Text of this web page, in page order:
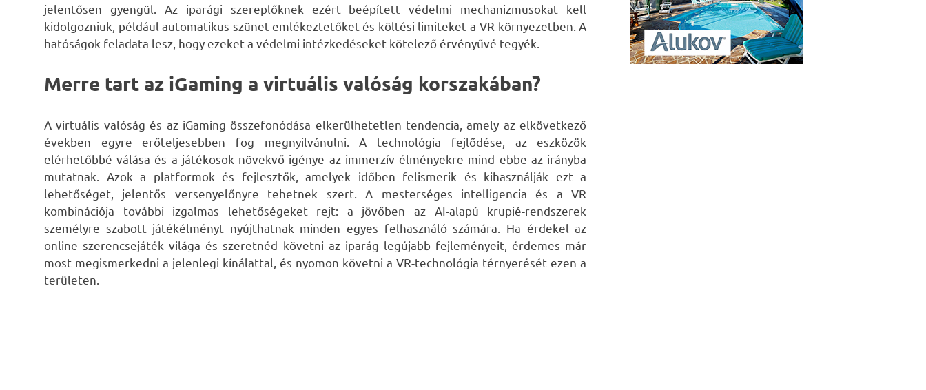
jelentősen gyengül. Az iparági szereplőknek ezért beépített védelmi mechanizmusokat kell
kidolgozniuk, például automatikus szünet-emlékeztetőket és költési limiteket a VR-környezetben. A
hatóságok feladata lesz, hogy ezeket a védelmi intézkedéseket kötelező érvényűvé tegyék.
Merre tart az iGaming a virtuális valóság korszakában?
A virtuális valóság és az iGaming összefonódása elkerülhetetlen tendencia, amely az elkövetkező
években egyre erőteljesebben fog megnyilvánulni. A technológia fejlődése, az eszközök
elérhetőbbé válása és a játékosok növekvő igénye az immerzív élményekre mind ebbe az irányba
mutatnak. Azok a platformok és fejlesztők, amelyek időben felismerik és kihasználják ezt a
lehetőséget, jelentős versenyelőnyre tehetnek szert. A mesterséges intelligencia és a VR
kombinációja további izgalmas lehetőségeket rejt: a jövőben az AI-alapú krupié-rendszerek
személyre szabott játékélményt nyújthatnak minden egyes felhasználó számára. Ha érdekel az
online szerencsejáték világa és szeretnéd követni az iparág legújabb fejleményeit, érdemes már
most megismerkedni a jelenlegi kínálattal, és nyomon követni a VR-technológia térnyerését ezen a
területen.